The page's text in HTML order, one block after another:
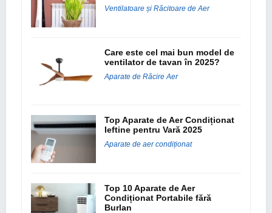
Ventilatoare și Răcitoare de Aer
Care este cel mai bun model de
ventilator de tavan în 2025?
Aparate de Răcire Aer
Top Aparate de Aer Condiționat
Ieftine pentru Vară 2025
Aparate de aer condiționat
Top 10 Aparate de Aer
Condiționat Portabile fără
Burlan